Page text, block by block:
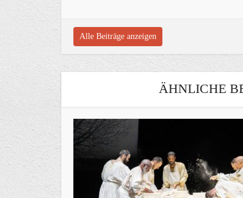
Alle Beiträge anzeigen
ÄHNLICHE